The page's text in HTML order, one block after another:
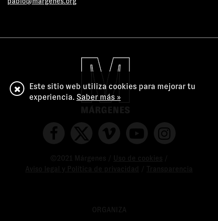
©2021 Márgenes / Uso de cookies
Aviso legal y Política de privacidad
Transparencia
ORGANIZA
Este sitio web utiliza cookies para mejorar tu
experiencia. Saber más »